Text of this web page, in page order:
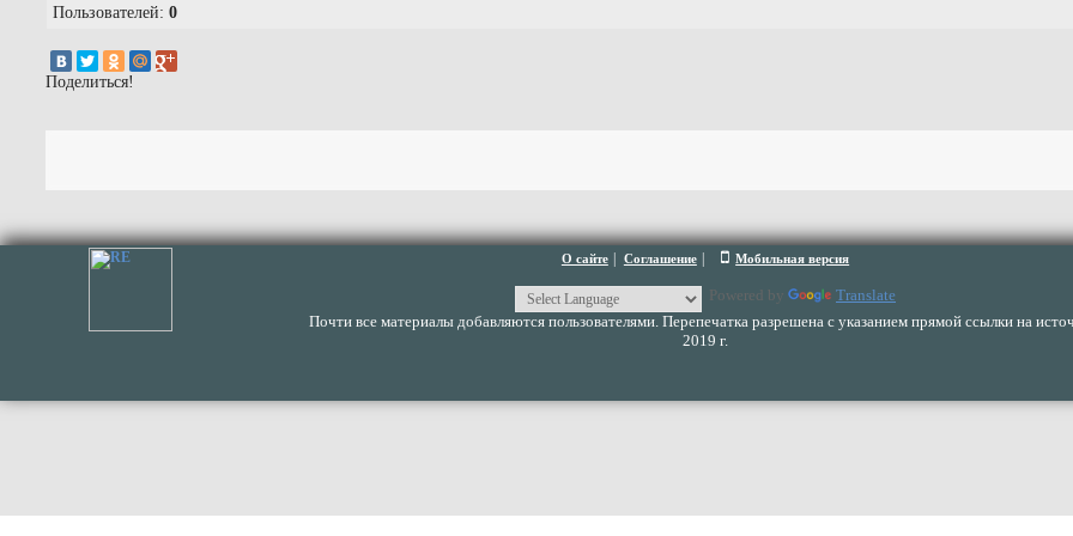
Пользователей: 0
Поделиться!
О сайте Соглашение Мобильная версия
Powered by
Translate
Почти все материалы добавляются пользователями. Перепечатка разрешена с указанием прямой ссылки на
2019 г.